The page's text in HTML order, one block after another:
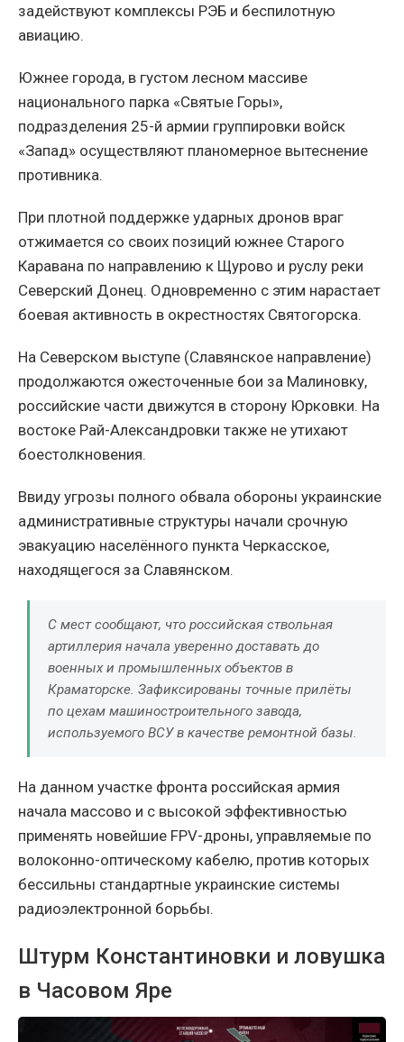
задействуют комплексы РЭБ и беспилотную
авиацию.
Южнее города, в густом лесном массиве
национального парка «Святые Горы»,
подразделения 25-й армии группировки войск
«Запад» осуществляют планомерное вытеснение
противника.
При плотной поддержке ударных дронов враг
отжимается со своих позиций южнее Старого
Каравана по направлению к Щурово и руслу реки
Северский Донец. Одновременно с этим нарастает
боевая активность в окрестностях Святогорска.
На Северском выступе (Славянское направление)
продолжаются ожесточенные бои за Малиновку,
российские части движутся в сторону Юрковки. На
востоке Рай-Александровки также не утихают
боестолкновения.
Ввиду угрозы полного обвала обороны украинские
административные структуры начали срочную
эвакуацию населённого пункта Черкасское,
находящегося за Славянском.
С мест сообщают, что российская ствольная
артиллерия начала уверенно доставать до
военных и промышленных объектов в
Краматорске. Зафиксированы точные прилёты
по цехам машиностроительного завода,
используемого ВСУ в качестве ремонтной базы.
На данном участке фронта российская армия
начала массово и с высокой эффективностью
применять новейшие FPV-дроны, управляемые по
волоконно-оптическому кабелю, против которых
бессильны стандартные украинские системы
радиоэлектронной борьбы.
Штурм Константиновки и ловушка
в Часовом Яре